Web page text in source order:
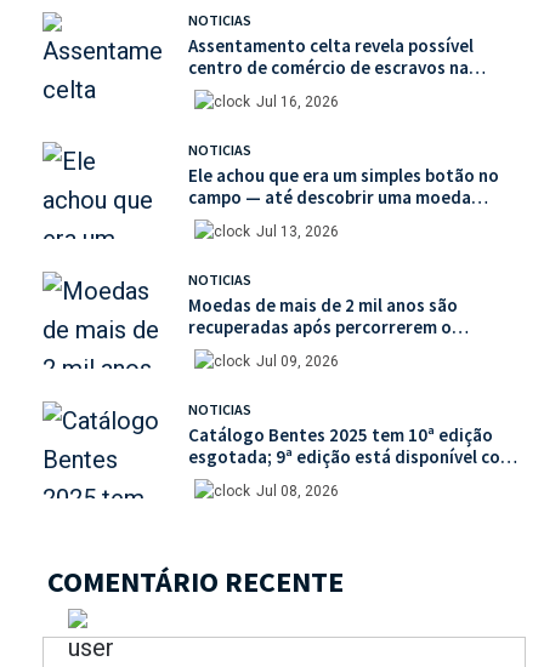
NOTICIAS
Assentamento celta revela possível
centro de comércio de escravos na
França
Jul 16, 2026
NOTICIAS
Ele achou que era um simples botão no
campo — até descobrir uma moeda
medieval de valor histórico incalculável
Jul 13, 2026
NOTICIAS
Moedas de mais de 2 mil anos são
recuperadas após percorrerem o
mercado ilegal de antiguidades
Jul 09, 2026
NOTICIAS
Catálogo Bentes 2025 tem 10ª edição
esgotada; 9ª edição está disponível com
mais de 30% de desconto na unidade
Jul 08, 2026
COMENTÁRIO RECENTE